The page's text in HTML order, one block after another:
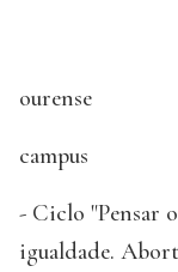
ourense
campus
- Ciclo "Pensar
igualdade.